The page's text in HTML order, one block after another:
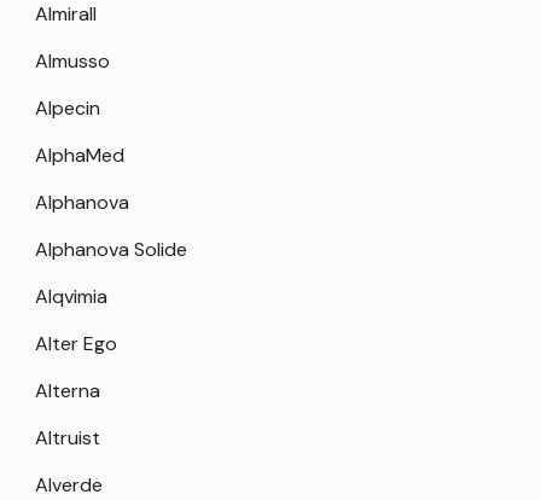
Almirall
Almusso
Alpecin
AlphaMed
Alphanova
Alphanova Solide
Alqvimia
Alter Ego
Alterna
Altruist
Alverde